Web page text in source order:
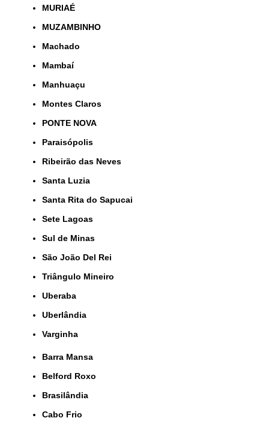
MURIAÉ
MUZAMBINHO
Machado
Mambaí
Manhuaçu
Montes Claros
PONTE NOVA
Paraisópolis
Ribeirão das Neves
Santa Luzia
Santa Rita do Sapucai
Sete Lagoas
Sul de Minas
São João Del Rei
Triângulo Mineiro
Uberaba
Uberlândia
Varginha
Barra Mansa
Belford Roxo
Brasilândia
Cabo Frio